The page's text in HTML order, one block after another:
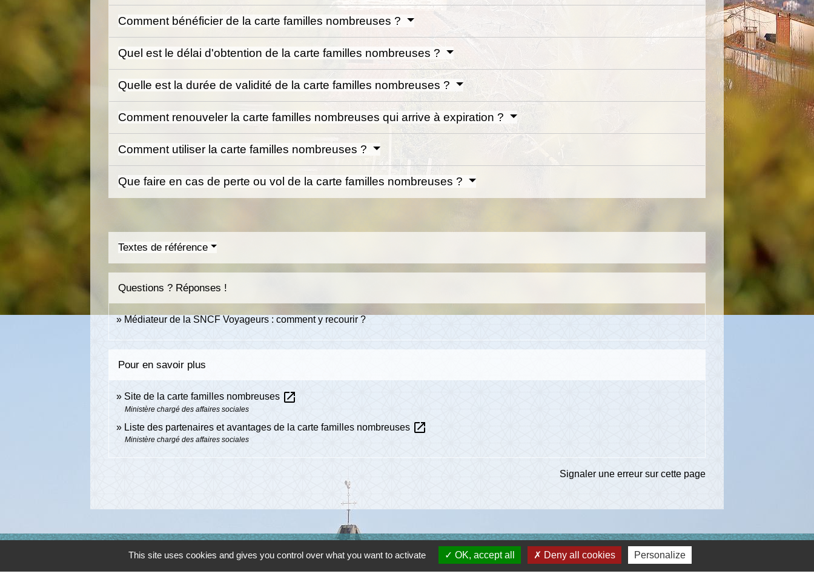
Comment bénéficier de la carte familles nombreuses ?
Quel est le délai d'obtention de la carte familles nombreuses ?
Quelle est la durée de validité de la carte familles nombreuses ?
Comment renouveler la carte familles nombreuses qui arrive à expiration ?
Comment utiliser la carte familles nombreuses ?
Que faire en cas de perte ou vol de la carte familles nombreuses ?
Textes de référence
Questions ? Réponses !
Médiateur de la SNCF Voyageurs : comment y recourir ?
Pour en savoir plus
Site de la carte familles nombreuses open_in_new
Ministère chargé des affaires sociales
Liste des partenaires et avantages de la carte familles nombreuses open_in_new
Ministère chargé des affaires sociales
Signaler une erreur sur cette page
Contacts Liens
This site uses cookies and gives you control over what you want to activate OK, accept all Deny all cookies Personalize